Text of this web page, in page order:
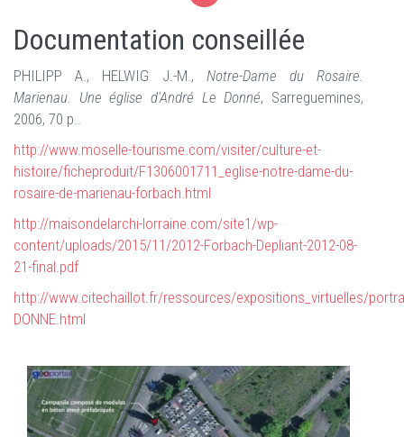
Documentation conseillée
PHILIPP A., HELWIG J.-M., Notre-Dame du Rosaire.
Marienau. Une église d'André Le Donné, Sarreguemines,
2006, 70 p..
http://www.moselle-tourisme.com/visiter/culture-et-
histoire/ficheproduit/F1306001711_eglise-notre-dame-du-
rosaire-de-marienau-forbach.html
http://maisondelarchi-lorraine.com/site1/wp-
content/uploads/2015/11/2012-Forbach-Depliant-2012-08-
21-final.pdf
http://www.citechaillot.fr/ressources/expositions_virtuelles/
DONNE.html